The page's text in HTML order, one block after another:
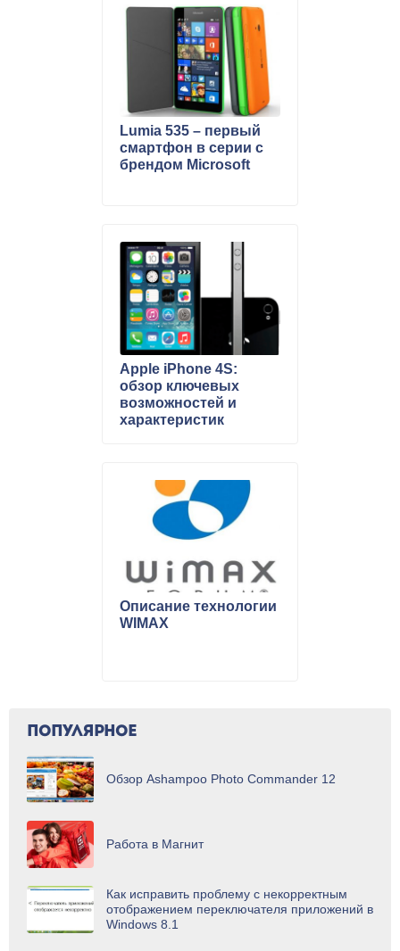
Lumia 535 – первый
смартфон в серии с
брендом Microsoft
Apple iPhone 4S:
обзор ключевых
возможностей и
характеристик
Описание технологии
WIMAX
ПОПУЛЯРНОЕ
Обзор Ashampoo Photo Commander 12
Работа в Магнит
Как исправить проблему с некорректным
отображением переключателя приложений в
Windows 8.1